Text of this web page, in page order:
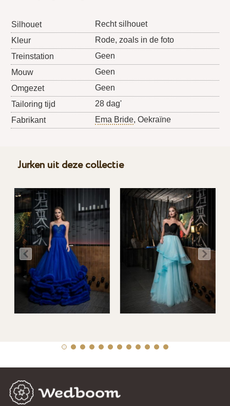
Silhouet
Recht silhouet
Kleur
Rode, zoals in de foto
Treinstation
Geen
Mouw
Geen
Omgezet
Geen
Tailoring tijd
28 dag'
Fabrikant
Ema Bride, Oekraïne
Jurken uit deze collectie